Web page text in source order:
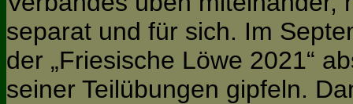
separat und für sich. Im
der „Friesische Löwe 2021“
seiner Teilübungen gipfeln.